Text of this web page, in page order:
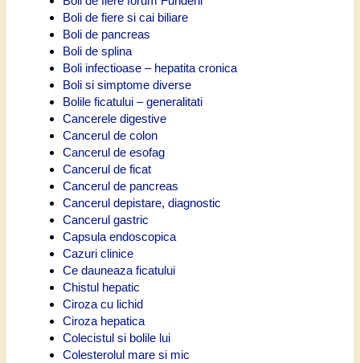
Boli de fiere si cai biliare
Boli de pancreas
Boli de splina
Boli infectioase – hepatita cronica
Boli si simptome diverse
Bolile ficatului – generalitati
Cancerele digestive
Cancerul de colon
Cancerul de esofag
Cancerul de ficat
Cancerul de pancreas
Cancerul depistare, diagnostic
Cancerul gastric
Capsula endoscopica
Cazuri clinice
Ce dauneaza ficatului
Chistul hepatic
Ciroza cu lichid
Ciroza hepatica
Colecistul si bolile lui
Colesterolul mare si mic